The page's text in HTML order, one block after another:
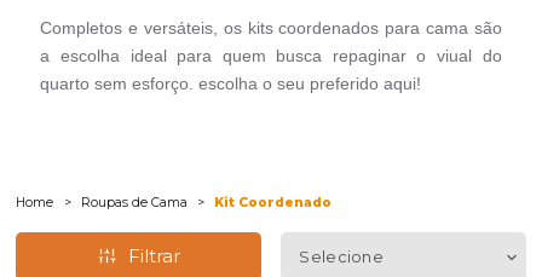
Completos e versáteis, os kits coordenados para cama são
a escolha ideal para quem busca repaginar o viual do
quarto sem esforço. escolha o seu preferido aqui!
Home Roupas de Cama Kit Coordenado
Filtrar